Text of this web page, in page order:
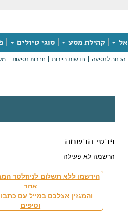
קהילת מסע סוגי טיולים
הכנות לנסיעה חדשות תיירות חברות נסיעות
פרטי הרשמה
הרשמה לא פעילה
הירשמו ללא תשלום לניוזלטר
אחר
והמגזין אצלכם במייל עם
וטיפים